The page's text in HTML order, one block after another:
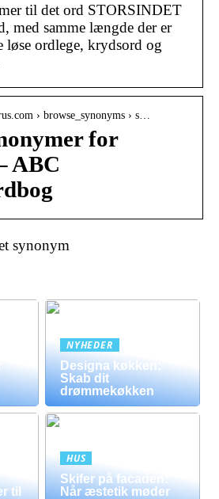
til det ord STORSINDET
med samme længde der er
ordlege, krydsord og
› browse_synonyms › s…
for
ABC
synonym
NYHEDER
Designa køkken:
Skab dit
drømmekøkken
til
HUS
Skifer på facaden:
Når æstetik møder